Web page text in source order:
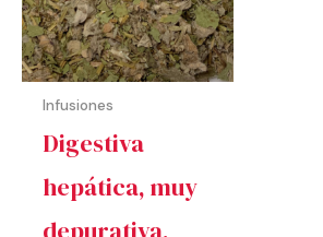
Infusiones
Digestiva
hepática, muy